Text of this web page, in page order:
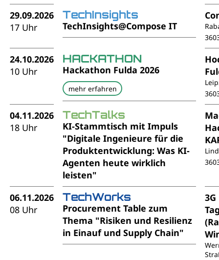
29.09.2026
17 Uhr
TechInsights
TechInsights@Compose IT
24.10.2026
10 Uhr
HACKATHON
Hackathon Fulda 2026
mehr erfahren
04.11.2026
18 Uhr
TechTalks
KI-Stammtisch mit Impuls
"Digitale Ingenieure für die
Produktentwicklung: Was KI-
Agenten heute wirklich
leisten"
06.11.2026
08 Uhr
TechWorks
Procurement Table zum
Thema "Risiken und Resilienz
in Einauf und Supply Chain"
3G